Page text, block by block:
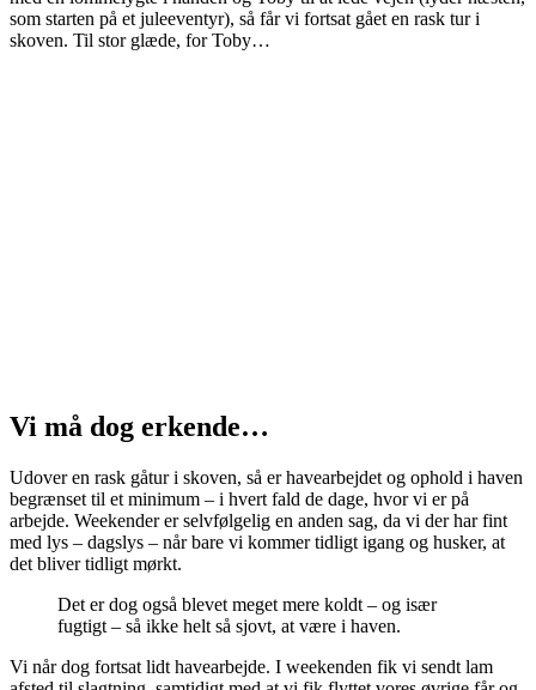
som starten på et juleeventyr), så får vi fortsat gået en rask tur i
skoven. Til stor glæde, for Toby…
Vi må dog erkende…
Udover en rask gåtur i skoven, så er havearbejdet og ophold i haven
begrænset til et minimum – i hvert fald de dage, hvor vi er på
arbejde. Weekender er selvfølgelig en anden sag, da vi der har fint
med lys – dagslys – når bare vi kommer tidligt igang og husker, at
det bliver tidligt mørkt.
Det er dog også blevet meget mere koldt – og især
fugtigt – så ikke helt så sjovt, at være i haven.
Vi når dog fortsat lidt havearbejde. I weekenden fik vi sendt lam